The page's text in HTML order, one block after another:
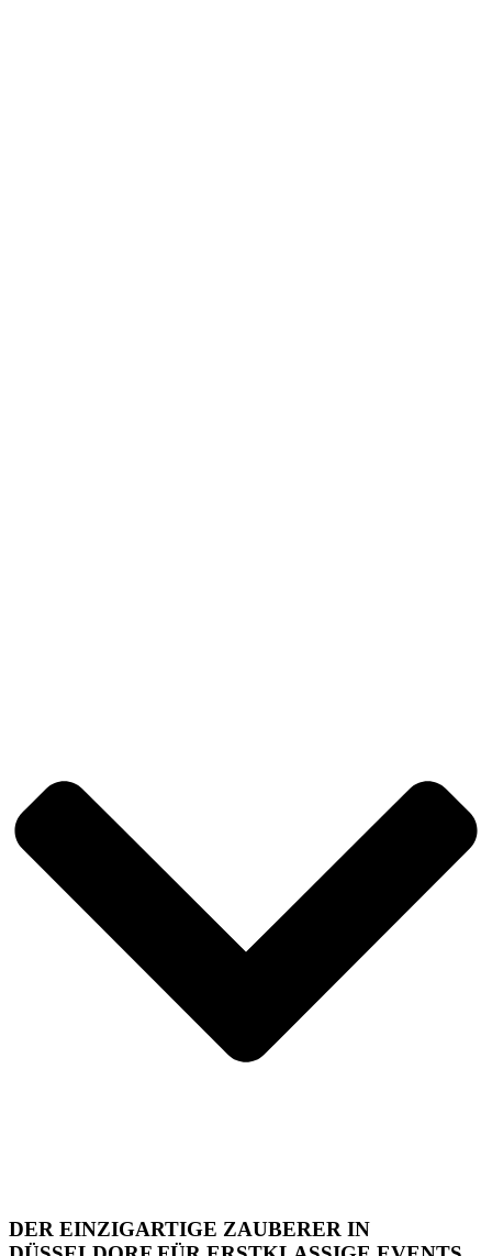
DER EINZIGARTIGE ZAUBERER IN